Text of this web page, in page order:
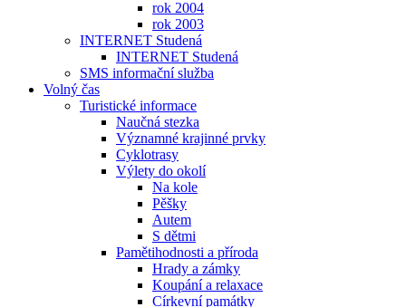
rok 2004
rok 2003
INTERNET Studená
INTERNET Studená
SMS informační služba
Volný čas
Turistické informace
Naučná stezka
Významné krajinné prvky
Cyklotrasy
Výlety do okolí
Na kole
Pěšky
Autem
S dětmi
Pamětihodnosti a příroda
Hrady a zámky
Koupání a relaxace
Církevní památky